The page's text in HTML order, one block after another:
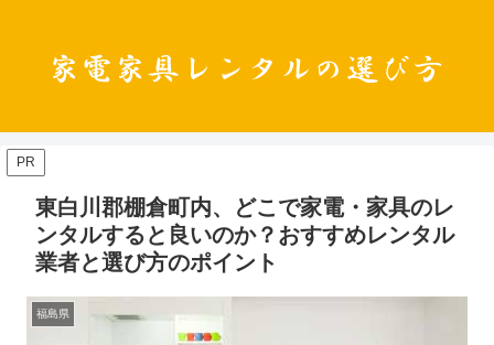
PR
東白川郡棚倉町内、どこで家電・家具のレ
ンタルすると良いのか？おすすめレンタル
業者と選び方のポイント
福島県